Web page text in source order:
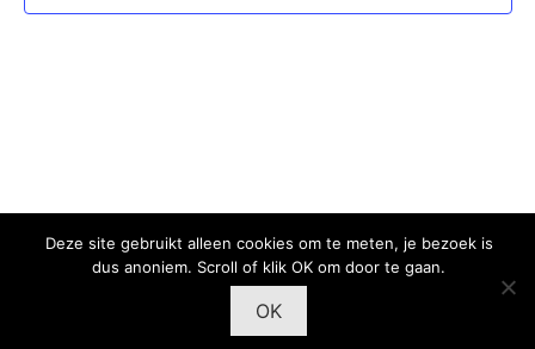
Deze site gebruikt alleen cookies om te meten, je bezoek is
dus anoniem. Scroll of klik OK om door te gaan.
OK